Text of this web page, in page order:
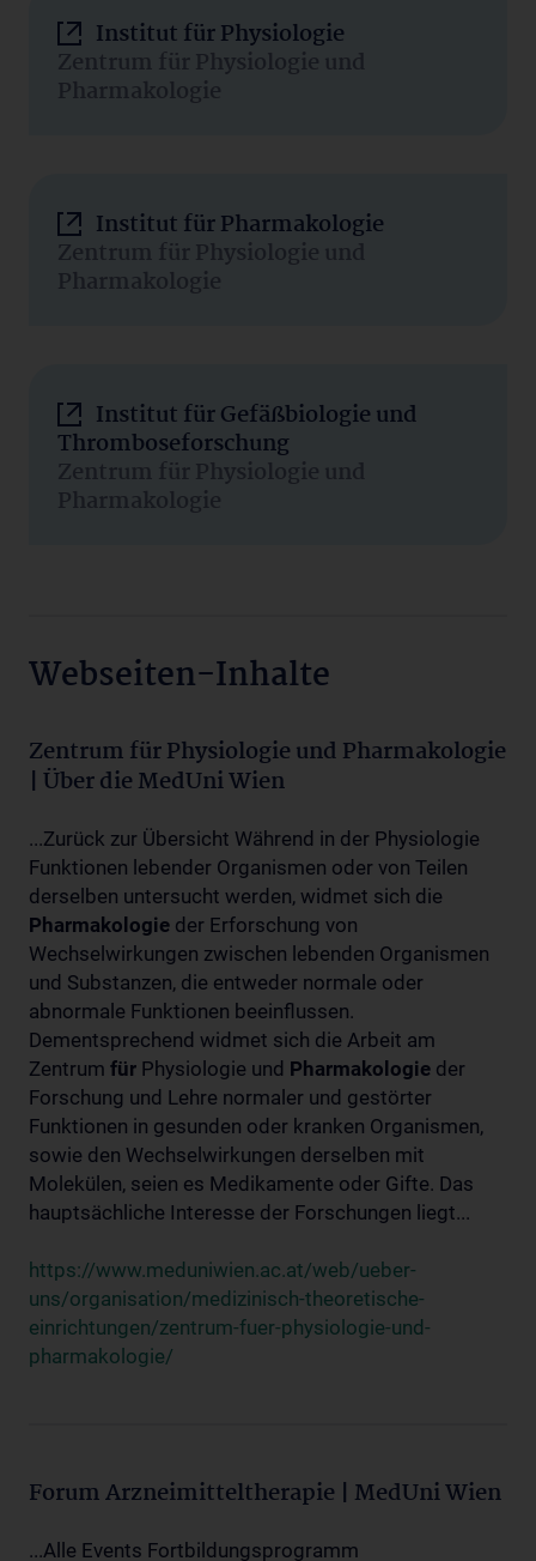
Institut für Physiologie
Zentrum für Physiologie und
Pharmakologie
Institut für Pharmakologie
Zentrum für Physiologie und
Pharmakologie
Institut für Gefäßbiologie und
Thromboseforschung
Zentrum für Physiologie und
Pharmakologie
Webseiten-Inhalte
Zentrum für Physiologie und Pharmakologie
| Über die MedUni Wien
...Zurück zur Übersicht Während in der Physiologie
Funktionen lebender Organismen oder von Teilen
derselben untersucht werden, widmet sich die
Pharmakologie der Erforschung von
Wechselwirkungen zwischen lebenden Organismen
und Substanzen, die entweder normale oder
abnormale Funktionen beeinflussen.
Dementsprechend widmet sich die Arbeit am
Zentrum für Physiologie und Pharmakologie der
Forschung und Lehre normaler und gestörter
Funktionen in gesunden oder kranken Organismen,
sowie den Wechselwirkungen derselben mit
Molekülen, seien es Medikamente oder Gifte. Das
hauptsächliche Interesse der Forschungen liegt...
https://www.meduniwien.ac.at/web/ueber-
uns/organisation/medizinisch-theoretische-
einrichtungen/zentrum-fuer-physiologie-und-
pharmakologie/
Forum Arzneimitteltherapie | MedUni Wien
...Alle Events Fortbildungsprogramm